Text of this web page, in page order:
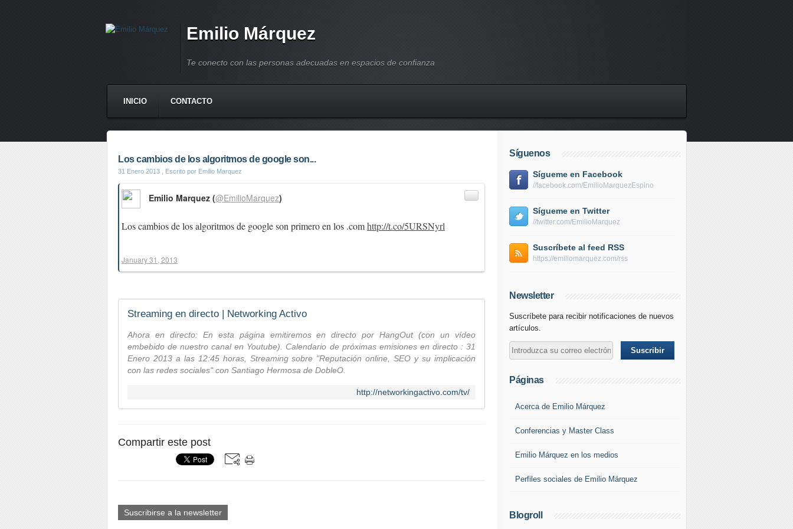
Emilio Márquez
Te conecto con las personas adecuadas en espacios de confianza
INICIO CONTACTO
Los cambios de los algoritmos de google son...
31 Enero 2013 , Escrito por Emilio Marquez
Los cambios de los algoritmos de google son primero en los .comhttp://t.co/5URSNyrl
Emilio Marquez (@EmilioMarquez)
January 31, 2013
Streaming en directo | Networking Activo
Ahora en directo: En esta página emitiremos en directo por HangOut (con un vídeo
embebido de nuestro canal en Youtube). Calendario de próximas emisiones en directo : 31
Enero 2013 a las 12:45 horas, Streaming sobre "Reputación online, SEO y su implicación
con las redes sociales" con Santiago Hermosa de DobleO.
http://networkingactivo.com/tv/
Compartir este post
Suscribirse a la newsletter
Síguenos
Sígueme en Facebook
//facebook.com/EmilioMarquezEspino
Sígueme en Twitter
//twitter.com/EmilioMarquez
Suscríbete al feed RSS
https://emiliomarquez.com/rss
Newsletter
Suscríbete para recibir notificaciones de nuevos
artículos.
Páginas
Acerca de Emilio Márquez
Conferencias y Master Class
Emilio Márquez en los medios
Perfiles sociales de Emilio Márquez
Blogroll